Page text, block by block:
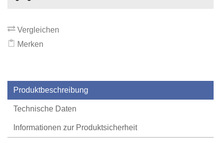
Vergleichen
Merken
Produktbeschreibung
Technische Daten
Informationen zur Produktsicherheit